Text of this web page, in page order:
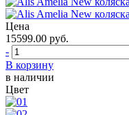
Цена
15599.00 руб.
-
В корзину
в наличии
Цвет